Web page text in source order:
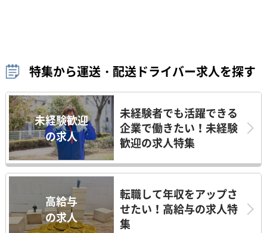
特集から運送・配送ドライバー求人を探す
未経験歓迎
の求人
未経験者でも活躍できる
企業で働きたい！未経験
歓迎の求人特集
高給与
の求人
転職して年収をアップさ
せたい！高給与の求人特
集